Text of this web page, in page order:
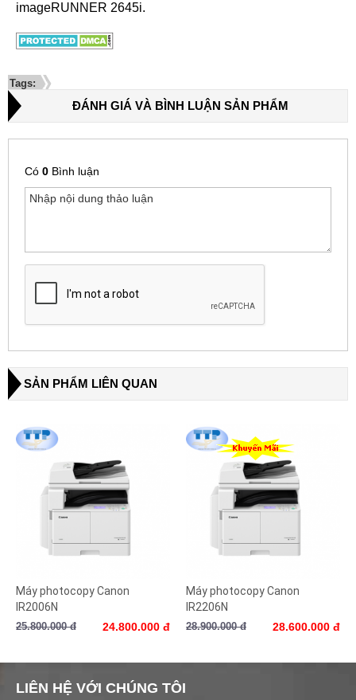
imageRUNNER 2645i.
Tags:
ĐÁNH GIÁ VÀ BÌNH LUẬN SẢN PHẨM
Có 0 Bình luận
SẢN PHẨM LIÊN QUAN
Máy photocopy Canon
IR2006N
25.800.000 đ 24.800.000 đ
Máy photocopy Canon
IR2206N
28.900.000 đ 28.600.000 đ
LIÊN HỆ VỚI CHÚNG TÔI